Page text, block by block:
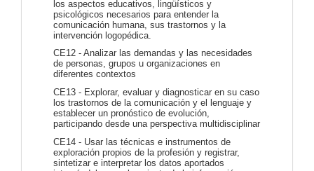
los aspectos educativos, lingüísticos y
psicológicos necesarios para entender la
comunicación humana, sus trastornos y la
intervención logopédica.
CE12 - Analizar las demandas y las necesidades
de personas, grupos u organizaciones en
diferentes contextos
CE13 - Explorar, evaluar y diagnosticar en su caso
los trastornos de la comunicación y el lenguaje y
establecer un pronóstico de evolución,
participando desde una perspectiva multidisciplinar
CE14 - Usar las técnicas e instrumentos de
exploración propios de la profesión y registrar,
sintetizar e interpretar los datos aportados